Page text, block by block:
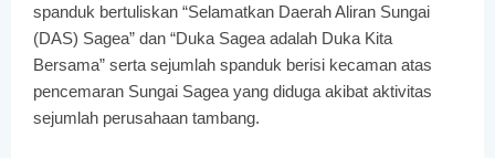
spanduk bertuliskan “Selamatkan Daerah Aliran Sungai
(DAS) Sagea” dan “Duka Sagea adalah Duka Kita
Bersama” serta sejumlah spanduk berisi kecaman atas
pencemaran Sungai Sagea yang diduga akibat aktivitas
sejumlah perusahaan tambang.